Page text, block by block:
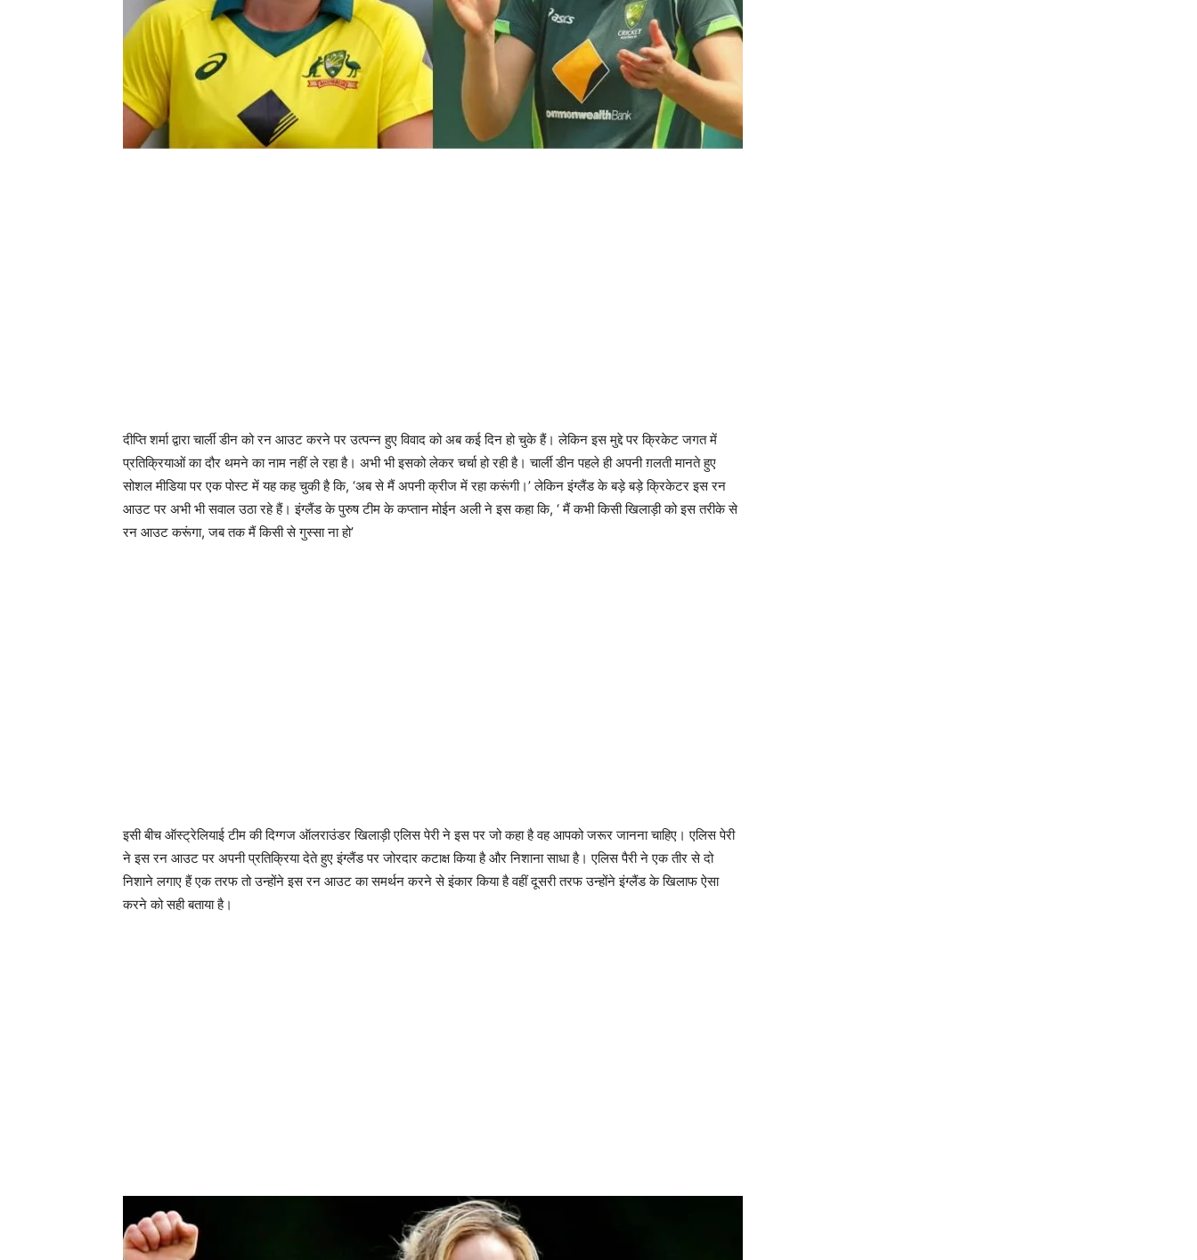
दीप्ति शर्मा द्वारा चार्ली डीन को रन आउट करने पर उत्पन्न हुए विवाद को अब कई दिन हो चुके हैं। लेकिन इस मुद्दे पर क्रिकेट जगत में
प्रतिक्रियाओं का दौर थमने का नाम नहीं ले रहा है। अभी भी इसको लेकर चर्चा हो रही है। चार्ली डीन पहले ही अपनी ग़लती मानते हुए
सोशल मीडिया पर एक पोस्ट में यह कह चुकी है कि, ‘अब से मैं अपनी क्रीज में रहा करूंगी।’ लेकिन इंग्लैंड के बड़े बड़े क्रिकेटर इस रन
आउट पर अभी भी सवाल उठा रहे हैं। इंग्लैंड के पुरुष टीम के कप्तान मोईन अली ने इस कहा कि, ‘ मैं कभी किसी खिलाड़ी को इस तरीके से
रन आउट करूंगा, जब तक मैं किसी से गुस्सा ना हो’
इसी बीच ऑस्ट्रेलियाई टीम की दिग्गज ऑलराउंडर खिलाड़ी एलिस पेरी ने इस पर जो कहा है वह आपको जरूर जानना चाहिए। एलिस पेरी
ने इस रन आउट पर अपनी प्रतिक्रिया देते हुए इंग्लैंड पर जोरदार कटाक्ष किया है और निशाना साधा है। एलिस पैरी ने एक तीर से दो
निशाने लगाए हैं एक तरफ तो उन्होंने इस रन आउट का समर्थन करने से इंकार किया है वहीं दूसरी तरफ उन्होंने इंग्लैंड के खिलाफ ऐसा
करने को सही बताया है।